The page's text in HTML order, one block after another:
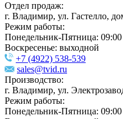
Отдел продаж:
г. Владимир, ул. Гастелло,
Режим работы:
Понедельник-Пятница: 09:00
Воскресенье: выходной
+7 (4922) 538-539
sales@tvid.ru
Производство:
г. Владимир, ул.
Режим работы:
Понедельник-Пятница: 09:00